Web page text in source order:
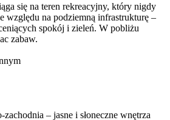
się na teren rekreacyjny, który nigdy
względu na podziemną infrastrukturę –
spokój i zieleń. W pobliżu
zabaw.
– jasne i słoneczne wnętrza